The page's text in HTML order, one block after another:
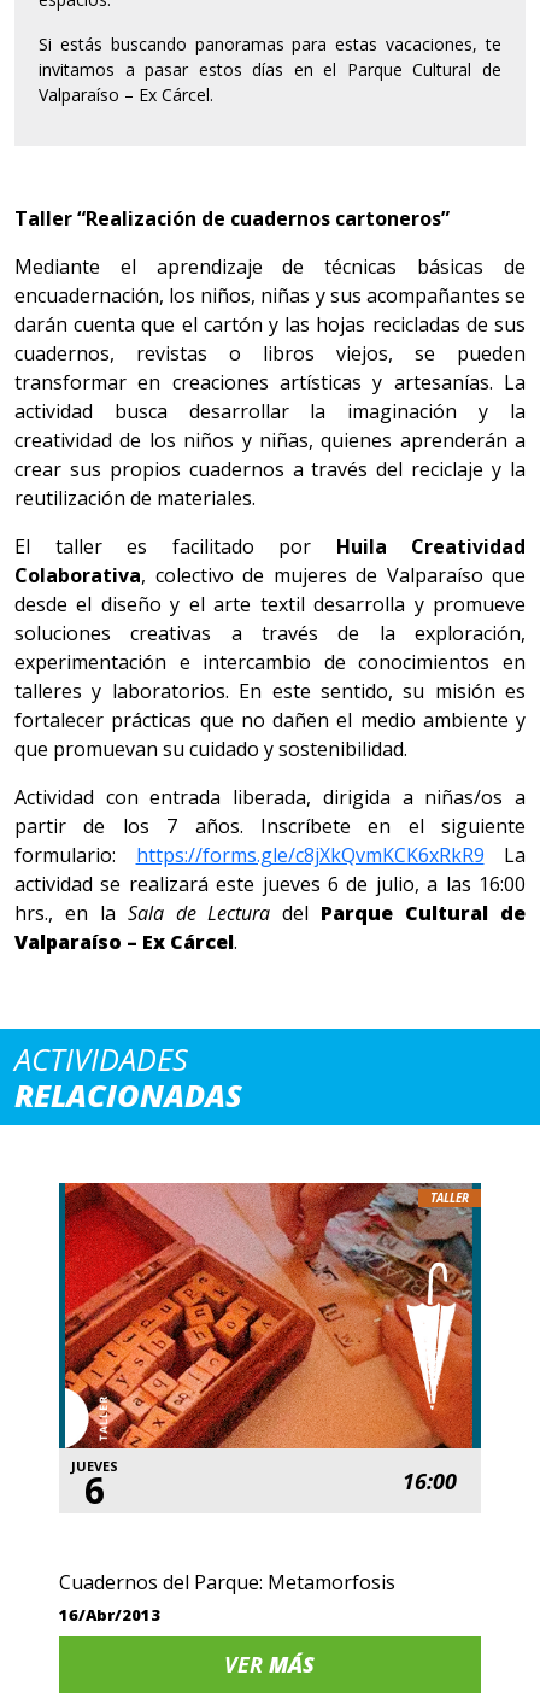
Si estás buscando panoramas para estas vacaciones, te
invitamos a pasar estos días en el Parque Cultural de
Valparaíso – Ex Cárcel.
Taller “Realización de cuadernos cartoneros”
Mediante el aprendizaje de técnicas básicas de
encuadernación, los niños, niñas y sus acompañantes se
darán cuenta que el cartón y las hojas recicladas de sus
cuadernos, revistas o libros viejos, se pueden
transformar en creaciones artísticas y artesanías. La
actividad busca desarrollar la imaginación y la
creatividad de los niños y niñas, quienes aprenderán a
crear sus propios cuadernos a través del reciclaje y la
reutilización de materiales.
El taller es facilitado por Huila Creatividad
Colaborativa, colectivo de mujeres de Valparaíso que
desde el diseño y el arte textil desarrolla y promueve
soluciones creativas a través de la exploración,
experimentación e intercambio de conocimientos en
talleres y laboratorios. En este sentido, su misión es
fortalecer prácticas que no dañen el medio ambiente y
que promuevan su cuidado y sostenibilidad.
Actividad con entrada liberada, dirigida a niñas/os a
partir de los 7 años. Inscríbete en el siguiente
formulario: https://forms.gle/c8jXkQvmKCK6xRkR9 La
actividad se realizará este jueves 6 de julio, a las 16:00
hrs., en la Sala de Lectura del Parque Cultural de
Valparaíso – Ex Cárcel.
ACTIVIDADES
RELACIONADAS
TALLER
JUEVES
6 16:00
Cuadernos del Parque: Metamorfosis
16/Abr/2013
VERMÁS